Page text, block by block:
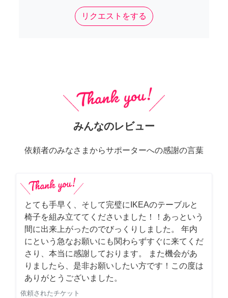
リクエストをする
みんなのレビュー
依頼者のみなさまからサポーターへの感謝の言葉
とても手早く、そして完璧にIKEAのテーブルと
椅子を組み立ててくださいました！！あっという
間に出来上がったのでびっくりしました。 年内
にという急なお願いにも関わらずすぐに来てくだ
さり、本当に感謝しております。 また機会があ
りましたら、是非お願いしたい方です！この度は
ありがとうございました。
依頼されたチケット